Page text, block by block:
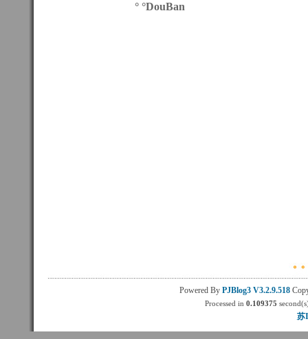
° °DouBan
Powered By PJBlog3 V3.2.9.518
Processed in0.109375
苏